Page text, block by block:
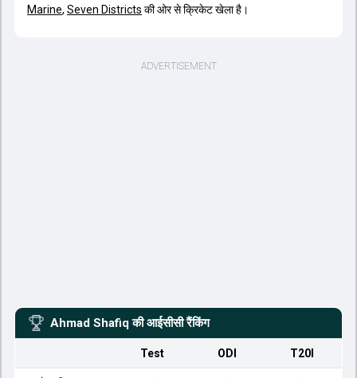
Marine, Seven Districts की ओर से क्रिकेट खेला है।
Ahmad Shafiq की आईसीसी रैंकिंग
Test ODI T20I